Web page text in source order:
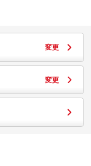
変更
変更